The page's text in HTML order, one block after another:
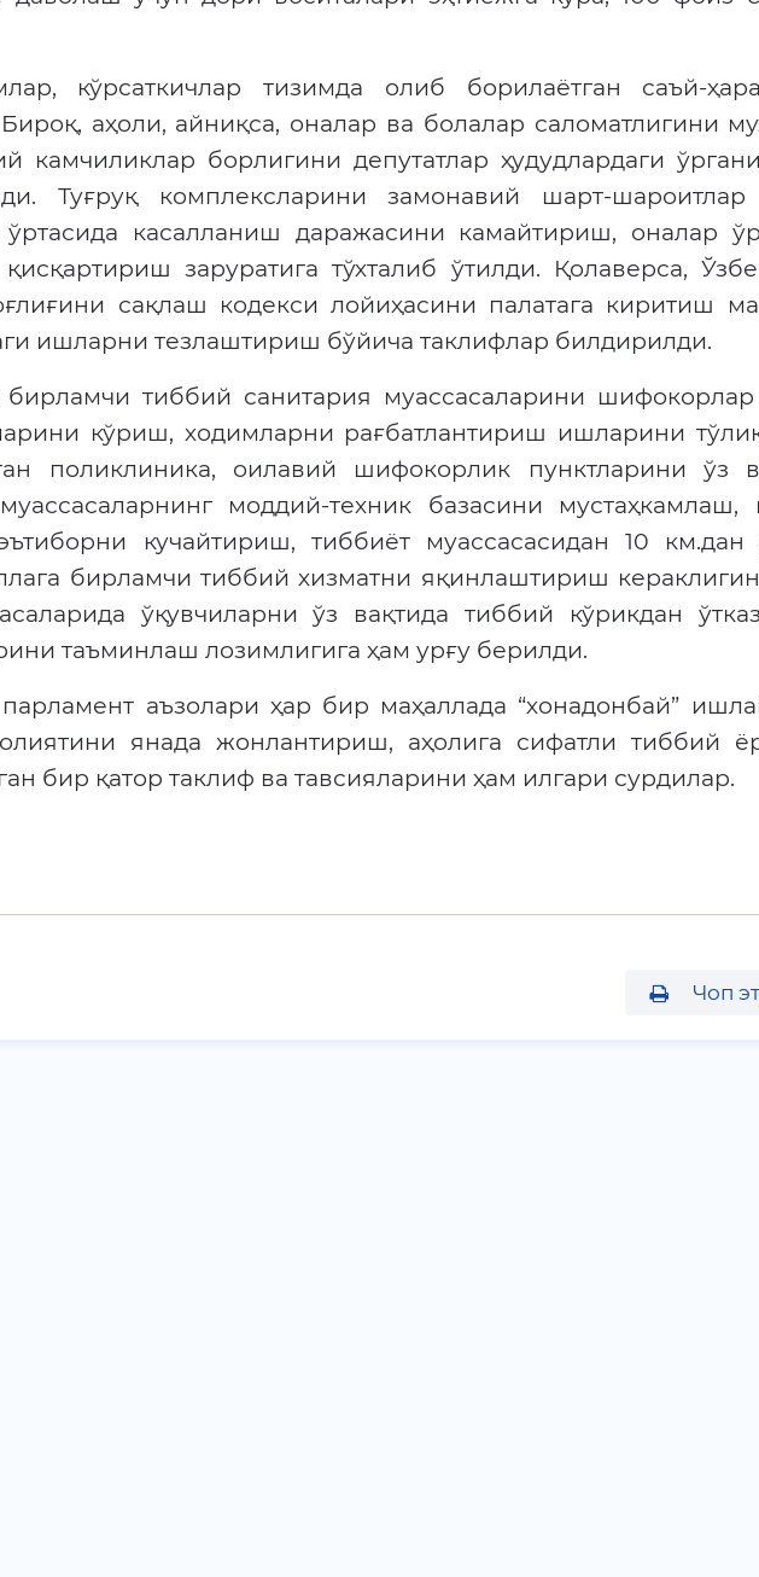
кўрсаткичлар тизимда олиб борилаётган саъй-
аҳоли, айниқса, оналар ва болалар саломатлигини
камчиликлар борлигини депутатлар ҳудудлардаги
Туғруқ комплексларини замонавий шарт-шароитлар
касалланиш даражасини камайтириш, оналар
заруратига тўхталиб ўтилди. Қолаверса,
сақлаш кодекси лойиҳасини палатага киритиш
ишларни тезлаштириш бўйича таклифлар билдирилди.
бирламчи тиббий санитария муассасаларини
кўриш, ходимларни рағбатлантириш ишларини
поликлиника, оилавий шифокорлик пунктларини ўз
моддий-техник базасини мустаҳкамлаш,
кучайтириш, тиббиёт муассасасидан 10 км.дан
бирламчи тиббий хизматни яқинлаштириш
ўқувчиларни ўз вақтида тиббий кўрикдан
таъминлаш лозимлигига ҳам урғу берилди.
аъзолари ҳар бир маҳаллада “хонадонбай”
янада жонлантириш, аҳолига сифатли тиббий
бир қатор таклиф ва тавсияларини ҳам илгари сурдилар.
Чоп